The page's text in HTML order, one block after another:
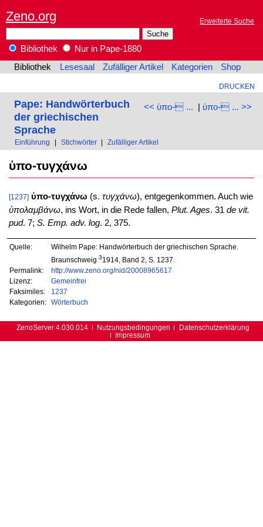
Zeno.org Erweiterte Suche
Bibliothek
Nur in Pape-1880
Bibliothek
Lesesaal Zufälliger Artikel Kategorien Shop
DRUCKEN
<< ὑπο- ... | ὑπο- ... >>
Pape: Handwörterbuch
der griechischen
Sprache
Einführung Stichwörter Zufälliger Artikel
ὑπο-τυγχάνω
[1237] ὑπο-τυγχάνω (s. τυγχάνω), entgegenkommen. Auch wie
ὑπολαμβάνω, ins Wort, in die Rede fallen, Plut. Ages. 31 de vit.
pud. 7; S. Emp. adv. log. 2, 375.
Quelle:
Wilhelm Pape: Handwörterbuch der griechischen Sprache.
Braunschweig 31914, Band 2, S. 1237.
Permalink:
http://www.zeno.org/nid/20008965617
Lizenz:
Gemeinfrei
Faksimiles:
1237
Kategorien:
Wörterbuch
ZenoServer 4.030.014 Nutzungsbedingungen
Datenschutzerklärung
Impressum